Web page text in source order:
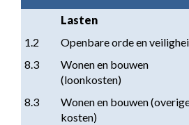
Lasten
1.2
Openbare orde en
8.3
Wonen en bouwen
(loonkosten)
8.3
Wonen en bouwen
kosten)